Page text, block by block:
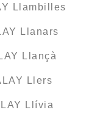
Llambilles
Llanars
Llançà
Llers
Llívia